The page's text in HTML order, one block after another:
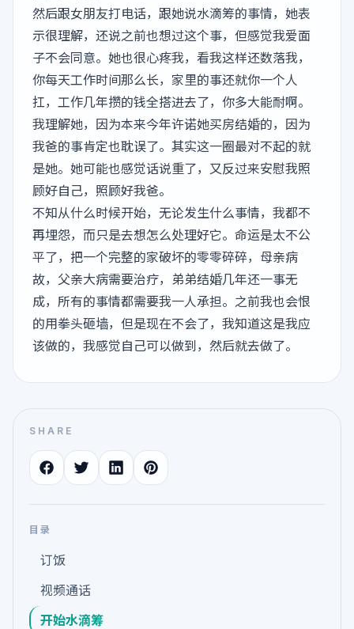
然后跟女朋友打电话，跟她说水滴筹的事情，她表
示很理解，还说之前也想过这个事，但感觉我爱面
子不会同意。她也很心疼我，看我这样还数落我，
你每天工作时间那么长，家里的事还就你一个人
扛，工作几年攒的钱全搭进去了，你多大能耐啊。
我理解她，因为本来今年许诺她买房结婚的，因为
我爸的事肯定也耽误了。其实这一圈最对不起的就
是她。她可能也感觉话说重了，又反过来安慰我照
顾好自己，照顾好我爸。
不知从什么时候开始，无论发生什么事情，我都不
再埋怨，而只是去想怎么处理好它。命运是太不公
平了，把一个完整的家破坏的零零碎碎，母亲病
故，父亲大病需要治疗，弟弟结婚几年还一事无
成，所有的事情都需要我一人承担。之前我也会恨
的用拳头砸墙，但是现在不会了，我知道这是我应
该做的，我感觉自己可以做到，然后就去做了。
SHARE
目录
订饭
视频通话
开始水滴筹